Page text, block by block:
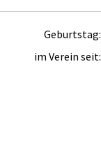
Geburtstag:
im Verein seit: